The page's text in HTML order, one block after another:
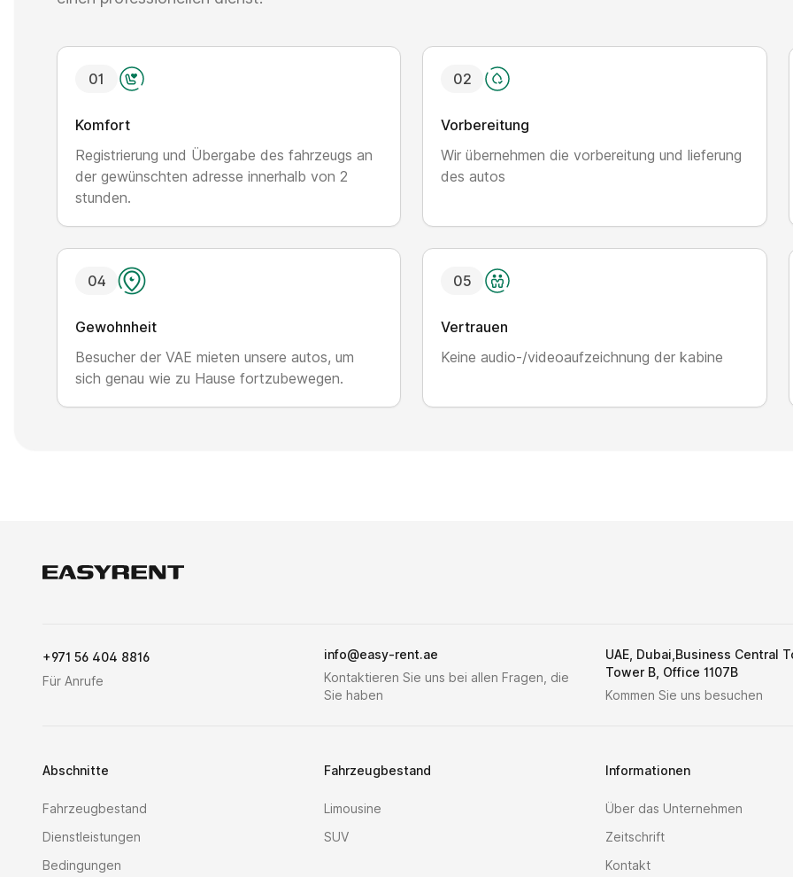
01
Komfort
Registrierung und Übergabe des fahrzeugs an
der gewünschten adresse innerhalb von 2
stunden.
02
Vorbereitung
Wir übernehmen die vorbereitung und lieferung
des autos
04
Gewohnheit
Besucher der VAE mieten unsere autos, um
sich genau wie zu Hause fortzubewegen.
05
Vertrauen
Keine audio-/videoaufzeichnung der kabine
Easy Rent
+971 56 404 8816
Für Anrufe
info@easy-rent.ae
Kontaktieren Sie uns bei allen Fragen, die
Sie haben
UAE, Dubai,Business Central
Tower B, Office 1107B
Kommen Sie uns besuchen
Abschnitte
Fahrzeugbestand
Dienstleistungen
Bedingungen
Fahrzeugbestand
Limousine
SUV
Informationen
Über das Unternehmen
Zeitschrift
Kontakt